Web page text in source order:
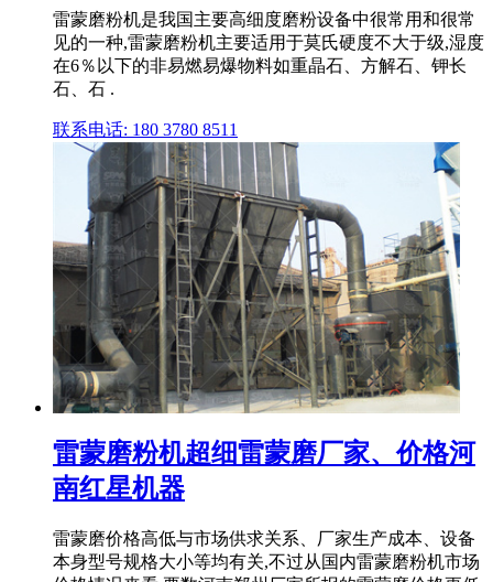
雷蒙磨粉机是我国主要高细度磨粉设备中很常用和很常
见的一种,雷蒙磨粉机主要适用于莫氏硬度不大于级,湿度
在6％以下的非易燃易爆物料如重晶石、方解石、钾长
石、石 .
联系电话: 180 3780 8511
雷蒙磨粉机超细雷蒙磨厂家、价格河
南红星机器
雷蒙磨价格高低与市场供求关系、厂家生产成本、设备
本身型号规格大小等均有关,不过从国内雷蒙磨粉机市场